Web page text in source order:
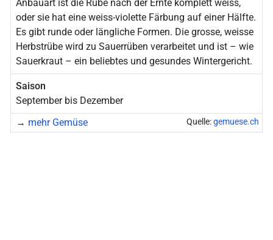
Anbauart ist die Rübe nach der Ernte komplett weiss,
oder sie hat eine weiss-violette Färbung auf einer Hälfte.
Es gibt runde oder längliche Formen. Die grosse, weisse
Herbstrübe wird zu Sauerrüben verarbeitet und ist – wie
Sauerkraut – ein beliebtes und gesundes Wintergericht.
Saison
September bis Dezember
→ mehr Gemüse Quelle:gemuese.ch